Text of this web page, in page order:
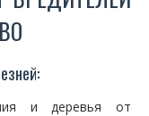
и деревья от